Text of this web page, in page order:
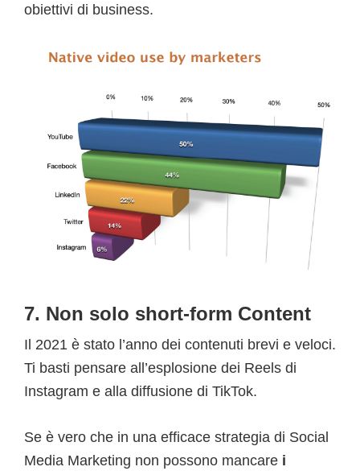
obiettivi di business.
7. Non solo short-form Content
Il 2021 è stato l’anno dei contenuti brevi e veloci.
Ti basti pensare all’esplosione dei Reels di
Instagram e alla diffusione di TikTok.
Se è vero che in una efficace strategia di Social
Media Marketing non possono mancare i